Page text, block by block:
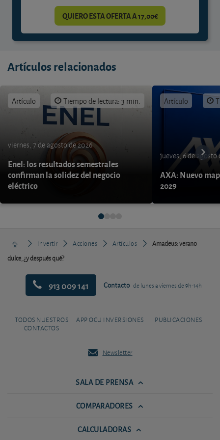
QUIERO ESTA OFERTA A 17,00€
Artículos relacionados
Artículo Tiempo de lectura: 3 min.
viernes, 7 de agosto de 2026
Enel: los resultados semestrales
confirman la solidez del negocio
eléctrico
Artículo
jueves, 6 de agosto
AXA: Nuevo
2029
Invertir Acciones Artículos
Amadeus: verano
dulce, ¿y después qué?
913 009 141 Contacto de lunes a viernes de 9h-14h
TODOS NUESTROS
CONTACTOS
APP OCU INVERSIONES PUBLICACIONES
Newsletter
SALA DE PRENSA
COMPARADORES
CALCULADORAS